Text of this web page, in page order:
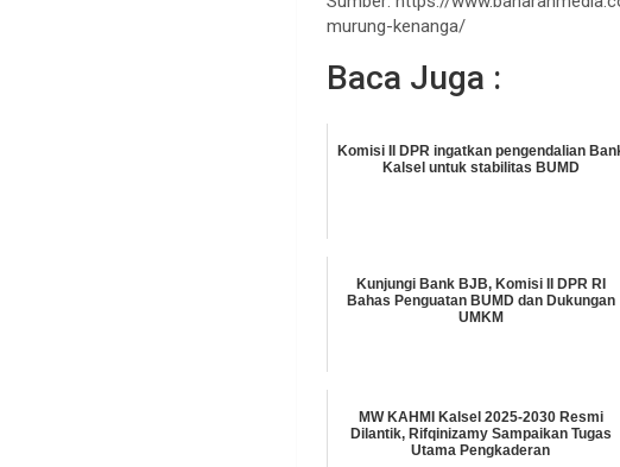
murung-kenanga/
Baca Juga :
Komisi II DPR ingatkan pengendalian
Kalsel untuk stabilitas BUMD
Kunjungi Bank BJB, Komisi II DPR RI
Bahas Penguatan BUMD dan Dukungan
UMKM
MW KAHMI Kalsel 2025-2030 Resmi
Dilantik, Rifqinizamy Sampaikan Tugas
Utama Pengkaderan